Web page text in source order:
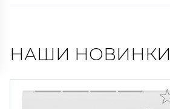
НАШИ НОВИНКИ